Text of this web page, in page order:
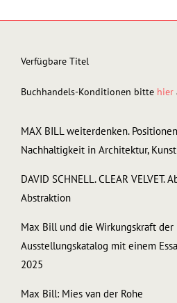
Verfügbare Titel
Buchhandels-Konditionen bitte hier
MAX BILL weiterdenken.
Nachhaltigkeit in Architektur,
DAVID SCHNELL. CLEAR VELVET.
Abstraktion
Max Bill und die Wirkungskraft der
Ausstellungskatalog mit einem
2025
Max Bill: Mies van der Rohe